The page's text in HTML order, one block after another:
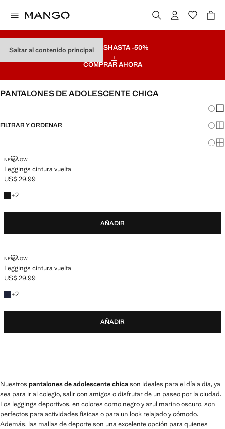
Saltar al contenido principal
REBAJASHASTA -50%
COMPRAR AHORA
PANTALONES DE ADOLESCENTE CHICA
FILTRAR Y ORDENAR
NEW NOW
Leggings cintura vuelta
LEGGINGS CINTURA VUELTA
Precio actual [US$ 29.99 ]
US$ 29.99
+2
+1 colores
AÑADIR
NEW NOW
Leggings cintura vuelta
LEGGINGS CINTURA VUELTA
Precio actual [US$ 29.99 ]
US$ 29.99
+2
+1 colores
AÑADIR
Nuestros pantalones de adolescente chicason ideales para el día a día, ya
sea para ir al colegio, salir con amigos o disfrutar de un paseo por la ciudad.
Los leggings deportivos, en colores como negro y azul marino oscuro, son
perfectos para actividades físicas o para un look relajado y cómodo.
Además, las mallas de deporte son una excelente opción para quienes